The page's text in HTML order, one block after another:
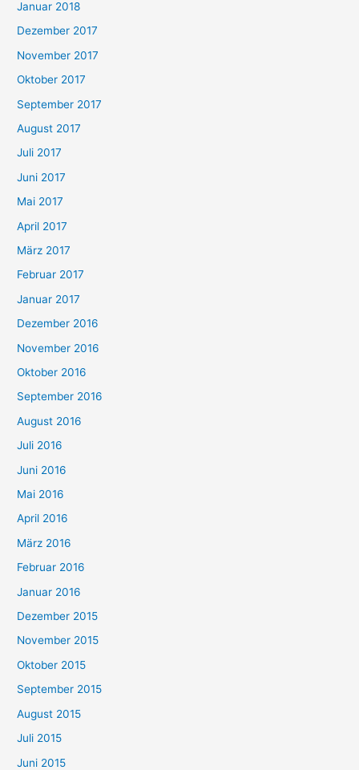
Januar 2018
Dezember 2017
November 2017
Oktober 2017
September 2017
August 2017
Juli 2017
Juni 2017
Mai 2017
April 2017
März 2017
Februar 2017
Januar 2017
Dezember 2016
November 2016
Oktober 2016
September 2016
August 2016
Juli 2016
Juni 2016
Mai 2016
April 2016
März 2016
Februar 2016
Januar 2016
Dezember 2015
November 2015
Oktober 2015
September 2015
August 2015
Juli 2015
Juni 2015